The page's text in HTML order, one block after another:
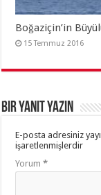
Boğaziçin’in
15 Temmuz 2016
Bir yanıt yazın
E-posta adresiniz
işaretlenmişlerdir
Yorum*